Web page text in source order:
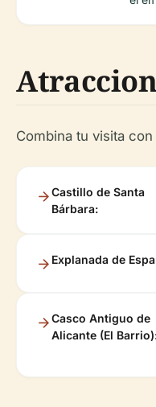
Combina tu visita
Castillo de Santa
Bárbara:
Explanada de
Casco Antiguo de
Alicante (El